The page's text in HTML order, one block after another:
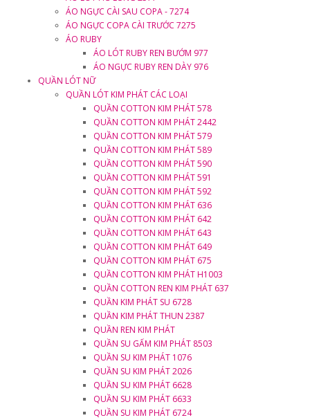
ÁO NGỰC CÀI SAU COPA - 7274
ÁO NGỰC COPA CÀI TRƯỚC 7275
ÁO RUBY
ÁO LÓT RUBY REN BƯỚM 977
ÁO NGỰC RUBY REN DÀY 976
QUẦN LÓT NỮ
QUẦN LÓT KIM PHÁT CÁC LOẠI
QUẦN COTTON KIM PHÁT 578
QUẦN COTTON KIM PHÁT 2442
QUẦN COTTON KIM PHÁT 579
QUẦN COTTON KIM PHÁT 589
QUẦN COTTON KIM PHÁT 590
QUẦN COTTON KIM PHÁT 591
QUẦN COTTON KIM PHÁT 592
QUẦN COTTON KIM PHÁT 636
QUẦN COTTON KIM PHÁT 642
QUẦN COTTON KIM PHÁT 643
QUẦN COTTON KIM PHÁT 649
QUẦN COTTON KIM PHÁT 675
QUẦN COTTON KIM PHÁT H1003
QUẦN COTTON REN KIM PHÁT 637
QUẦN KIM PHÁT SU 6728
QUẦN KIM PHÁT THUN 2387
QUẦN REN KIM PHÁT
QUẦN SU GẤM KIM PHÁT 8503
QUẦN SU KIM PHÁT 1076
QUẦN SU KIM PHÁT 2026
QUẦN SU KIM PHÁT 6628
QUẦN SU KIM PHÁT 6633
QUẦN SU KIM PHÁT 6724